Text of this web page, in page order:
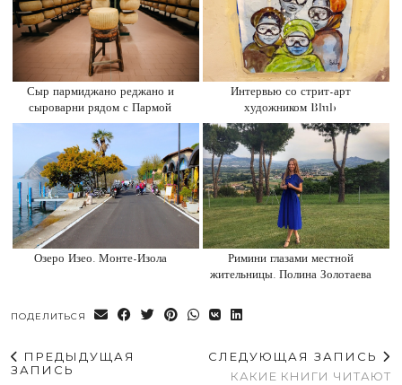
Сыр пармиджано реджано и
сыроварни рядом с Пармой
Интервью со стрит-арт
художником Blub
Озеро Изео. Монте-Изола
Римини глазами местной
жительницы. Полина Золотаева
ПОДЕЛИТЬСЯ
ПРЕДЫДУЩАЯ
ЗАПИСЬ
СЛЕДУЮЩАЯ ЗАПИСЬ
КАКИЕ КНИГИ ЧИТАЮТ